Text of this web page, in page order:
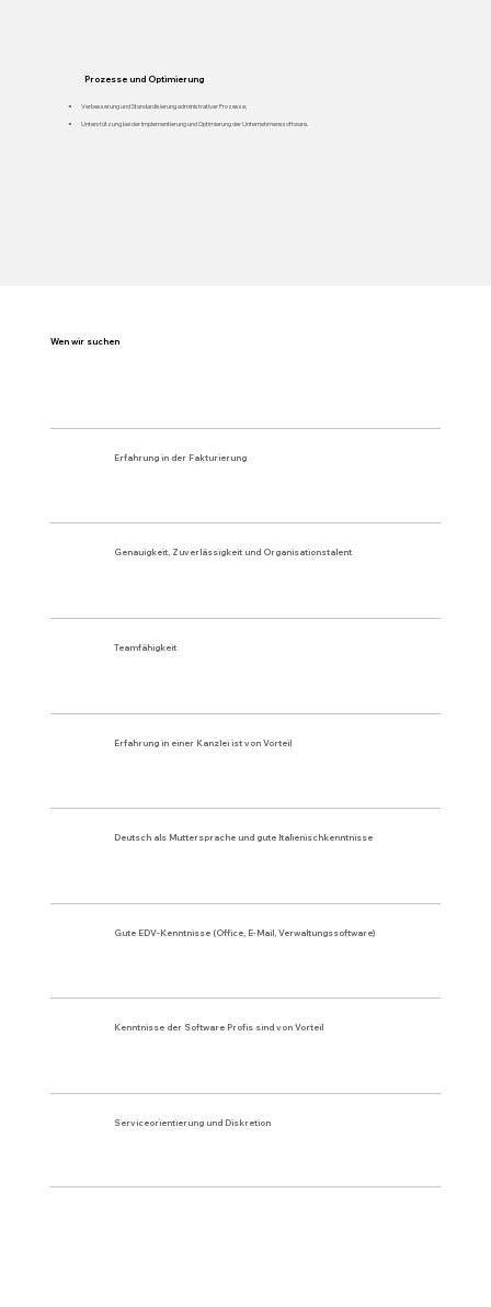
Prozesse und Optimierung
Verbesserung und Standardisierung administrativer Prozesse;
Unterstützung bei der Implementierung und Optimierung der Unternehmenssoftware.
Wen wir suchen
Erfahrung in der Fakturierung
Genauigkeit, Zuverlässigkeit und Organisationstalent
Teamfähigkeit
Erfahrung in einer Kanzlei ist von Vorteil
Deutsch als Muttersprache und gute Italienischkenntnisse
Gute EDV-Kenntnisse (Office, E-Mail, Verwaltungssoftware)
Kenntnisse der Software Profis sind von Vorteil
Serviceorientierung und Diskretion